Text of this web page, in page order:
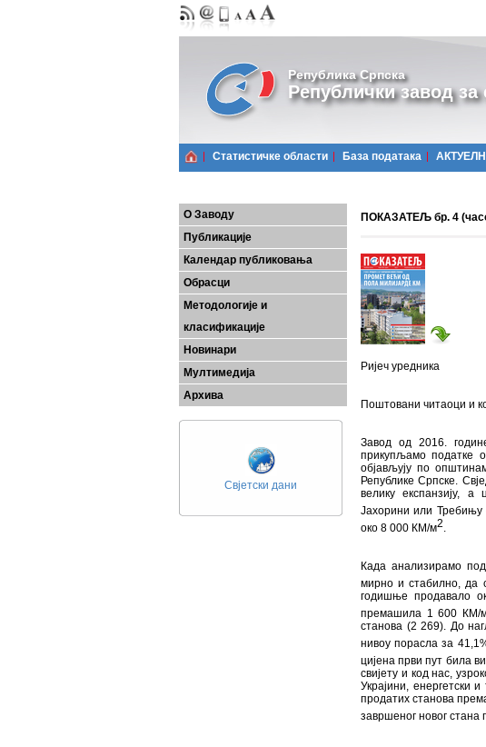
Република Српска
Републички завод за
Статистичке области Базa података
О Заводу
Публикације
Календар публиковања
Обрасци
Методологије и
класификације
Новинари
Мултимедија
Архива
Свјетски дани
ПОКАЗАТЕЉ бр. 4
Ријеч уредника
Поштовани читаоци и
Завод од 2016.
прикупљамо податке
објављују по
Републике Српске.
велику експанзију,
Јахорини или
око 8 000 КМ/м2.
Када анализирамо
мирно и стабилно, да
годишње продавало
премашила 1 600 КМ/
станова (2 269). До
нивоу порасла за
цијена први пут била
свијету и код нас,
Украјини, енергетски
продатих станова
завршеног новог